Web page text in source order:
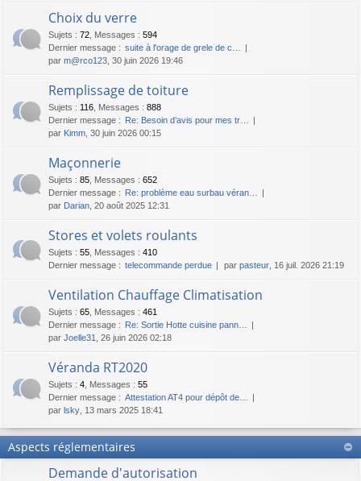
Choix du verre
Sujets : 72 Messages : 594
Dernier message : suite à l'orage de grele de c…
par m@rco123 , 30 juin 2026 19:46
Remplissage de toiture
Sujets : 116 Messages : 888
Dernier message : Re: Besoin d’avis pour mes tr…
par Kimm , 30 juin 2026 00:15
Maçonnerie
Sujets : 85 Messages : 652
Dernier message : Re: problème eau surbau véran…
par Darian , 20 août 2025 12:31
Stores et volets roulants
Sujets : 55 Messages : 410
Dernier message : telecommande perdue par pasteur , 16 juil. 2026 21:19
Ventilation Chauffage Climatisation
Sujets : 65 Messages : 461
Dernier message : Re: Sortie Hotte cuisine pann…
par Joelle31 , 26 juin 2026 02:18
Véranda RT2020
Sujets : 4 Messages : 55
Dernier message : Attestation AT4 pour dépôt de…
par lsky , 13 mars 2025 18:41
Aspects réglementaires
Demande d'autorisation